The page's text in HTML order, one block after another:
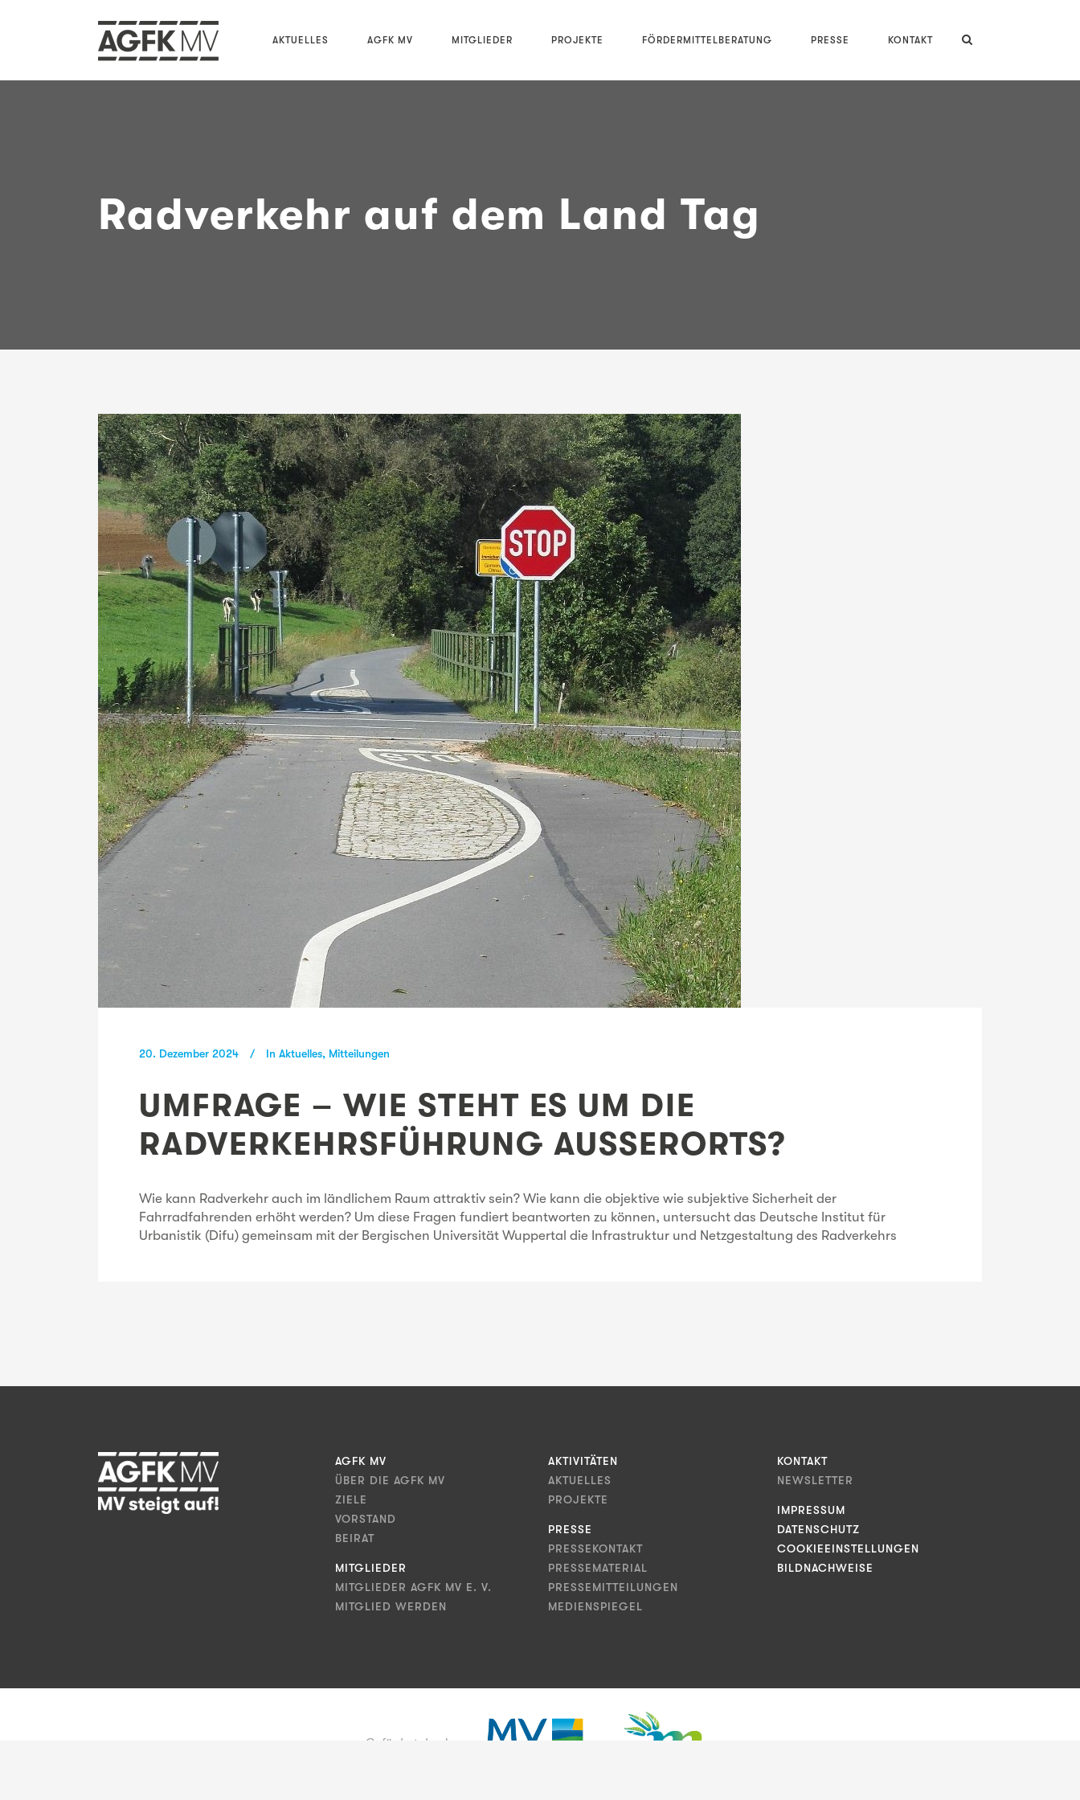
AKTUELLES AGFK MV MITGLIEDER PROJEKTE FÖRDERMITTELBERATUNG PRESSE KONTAKT
Radverkehr auf dem Land Tag
20. Dezember 2024 In Aktuelles, Mitteilungen
UMFRAGE – WIE STEHT ES UM DIE
RADVERKEHRSFÜHRUNG AUSSERORTS?
Wie kann Radverkehr auch im ländlichem Raum attraktiv sein? Wie kann die objektive wie subjektive Sicherheit der
Fahrradfahrenden erhöht werden? Um diese Fragen fundiert beantworten zu können, untersucht das Deutsche Institut für
Urbanistik (Difu) gemeinsam mit der Bergischen Universität Wuppertal die Infrastruktur und Netzgestaltung des Radverkehrs
AGFK MV
ÜBER DIE AGFK MV
ZIELE
VORSTAND
BEIRAT
MITGLIEDER
MITGLIEDER AGFK MV E. V.
MITGLIED WERDEN
AKTIVITÄTEN
AKTUELLES
PROJEKTE
PRESSE
PRESSEKONTAKT
PRESSEMATERIAL
PRESSEMITTEILUNGEN
MEDIENSPIEGEL
KONTAKT
NEWSLETTER
IMPRESSUM
DATENSCHUTZ
COOKIEEINSTELLUNGEN
BILDNACHWEISE
Gefördert durch